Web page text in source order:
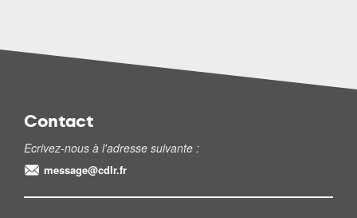
Contact
Ecrivez-nous à l'adresse suivante :
message@cdlr.fr